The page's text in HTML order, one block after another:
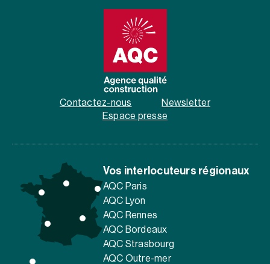
Contactez-nous
Newsletter
Espace presse
Vos interlocuteurs régionaux
AQC Paris
AQC Lyon
AQC Rennes
AQC Bordeaux
AQC Strasbourg
AQC Outre-mer